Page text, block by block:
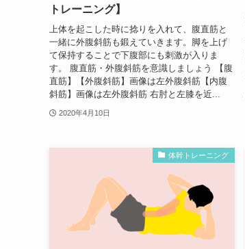
トレーニング】
上体を起こした時に捻りを入れて、腹直筋と
一緒に外腹斜筋も鍛えていきます。脚を上げ
て保持することで下腹部にも刺激が入りま
す。 腹直筋・外腹斜筋を意識しましょう 【腹
直筋】【外腹斜筋】画像は左外腹斜筋【内腹
斜筋】画像は左外腹斜筋 右肘と左膝を近...
2020年4月10日
体幹トレーニング